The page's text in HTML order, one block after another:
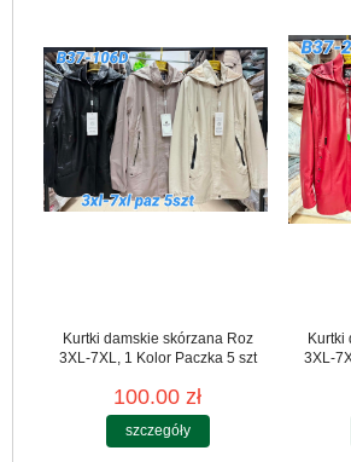
Kurtki damskie skórzana Roz
3XL-7XL, 1 Kolor Paczka 5 szt
100.00 zł
szczegóły
Kurtki
3XL-